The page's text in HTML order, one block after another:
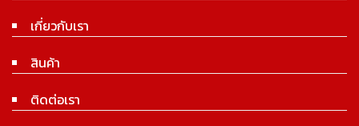
เกี่ยวกับเรา
สินค้า
ติดต่อเรา